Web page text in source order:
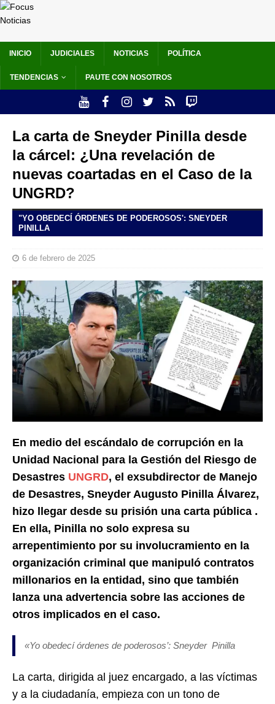
INICIO JUDICIALES NOTICIAS POLÍTICA
TENDENCIAS PAUTE CON NOSOTROS
La carta de Sneyder Pinilla desde
la cárcel: ¿Una revelación de
nuevas coartadas en el Caso de la
UNGRD?
"YO OBEDECÍ ÓRDENES DE PODEROSOS': SNEYDER
PINILLA
6 de febrero de 2025
En medio del escándalo de corrupción en la
Unidad Nacional para la Gestión del Riesgo de
Desastres UNGRD, el exsubdirector de Manejo
de Desastres, Sneyder Augusto Pinilla Álvarez,
hizo llegar desde su prisión una carta pública .
En ella, Pinilla no solo expresa su
arrepentimiento por su involucramiento en la
organización criminal que manipuló contratos
millonarios en la entidad, sino que también
lanza una advertencia sobre las acciones de
otros implicados en el caso.
«Yo obedecí órdenes de poderosos’: Sneyder Pinilla
La carta, dirigida al juez encargado, a las víctimas
y a la ciudadanía, empieza con un tono de